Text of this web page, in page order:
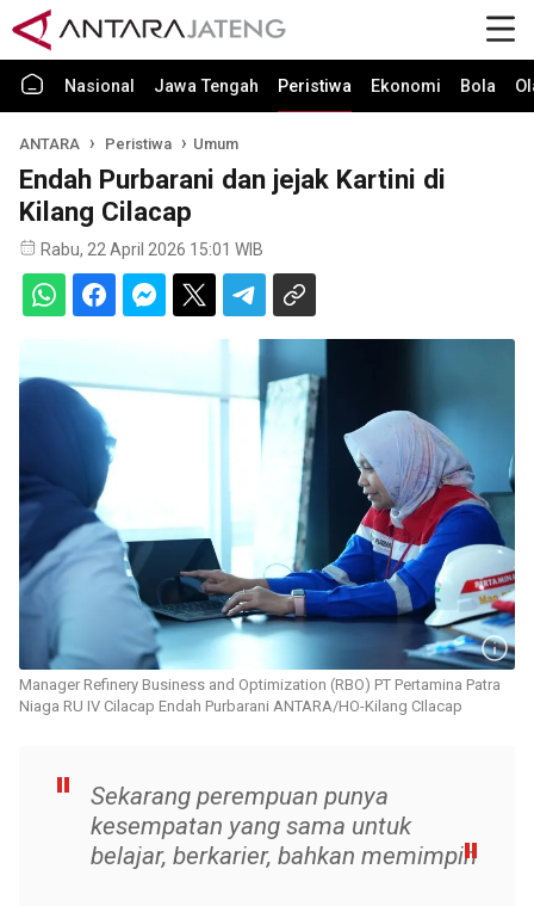
Nasional Jawa Tengah Peristiwa Ekonomi Bola
ANTARA Peristiwa Umum
Endah Purbarani dan jejak Kartini di
Kilang Cilacap
Rabu, 22 April 2026 15:01 WIB
Manager Refinery Business and Optimization (RBO) PT Pertamina Patra
Niaga RU IV Cilacap Endah Purbarani ANTARA/HO-Kilang CIlacap
Sekarang perempuan punya
kesempatan yang sama untuk
belajar, berkarier, bahkan memimpin